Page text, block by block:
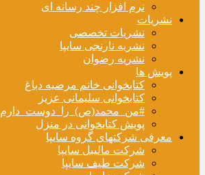
نرم افزار چند رسانه ای
نشریات
نشریات تخصصی
نشریه نارنجی سایپا
نشریه رضوان
پویش ها
کتابخوانی خانم مرضیه دباغ
کتابخوانی سلیمانی عزیز
#من_محمد(ص)_را_دوست_دارم
پویش کتابخوانی در منزل
معرفی شرکتهای گروه سایپا
شرکت مالیبل سایپا
شرکت طیف سایپا